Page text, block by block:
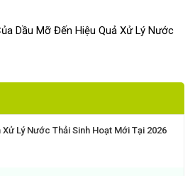
Dầu Mỡ Đến Hiệu Quả Xử Lý Nước
Xử Lý Nước Thải Sinh Hoạt Mới Tại 2026